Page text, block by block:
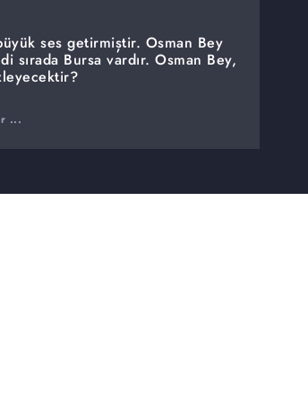
ses getirmiştir. Osman Bey
sırada Bursa vardır. Osman Bey,
kurmaya başlamıştır. Bu
...